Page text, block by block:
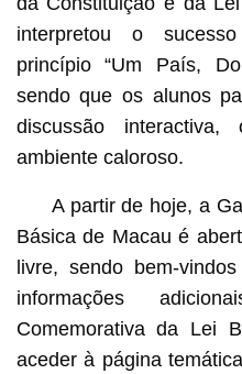
interpretou o
princípio “Um País,
sendo que os alunos
discussão
ambiente caloroso.
A partir de hoje, a
Básica de Macau é
livre, sendo bem-
informações
Comemorativa da Lei
aceder à página